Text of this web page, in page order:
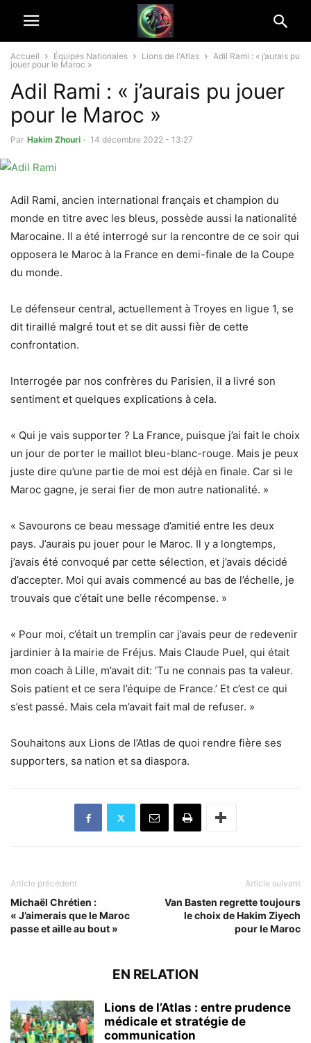
Accueil Équipes Nationales Lions de l'Atlas
Adil Rami : « j’aurais pu
jouer pour le Maroc »
Adil Rami : « j’aurais pu jouer
pour le Maroc »
Par Hakim Zhouri - 14 décembre 2022 - 13:27
Adil Rami, ancien international français et champion du
monde en titre avec les bleus, possède aussi la nationalité
Marocaine. Il a été interrogé sur la rencontre de ce soir qui
opposera le Maroc à la France en demi-finale de la Coupe
du monde.
Le défenseur central, actuellement à Troyes en ligue 1, se
dit tiraillé malgré tout et se dit aussi fièr de cette
confrontation.
Interrogée par nos confrères du Parisien, il a livré son
sentiment et quelques explications à cela.
« Qui je vais supporter ? La France, puisque j’ai fait le choix
un jour de porter le maillot bleu-blanc-rouge. Mais je peux
juste dire qu’une partie de moi est déjà en finale. Car si le
Maroc gagne, je serai fier de mon autre nationalité. »
« Savourons ce beau message d’amitié entre les deux
pays. J’aurais pu jouer pour le Maroc. Il y a longtemps,
j’avais été convoqué par cette sélection, et j’avais décidé
d’accepter. Moi qui avais commencé au bas de l’échelle, je
trouvais que c’était une belle récompense. »
« Pour moi, c’était un tremplin car j’avais peur de redevenir
jardinier à la mairie de Fréjus. Mais Claude Puel, qui était
mon coach à Lille, m’avait dit: ‘Tu ne connais pas ta valeur.
Sois patient et ce sera l’équipe de France.’ Et c’est ce qui
s’est passé. Mais cela m’avait fait mal de refuser. »
Souhaitons aux Lions de l’Atlas de quoi rendre fière ses
supporters, sa nation et sa diaspora.
Article précédent
Michaël Chrétien :
« J’aimerais que le Maroc
passe et aille au bout »
Article suivant
Van Basten regrette toujours
le choix de Hakim Ziyech
pour le Maroc
EN RELATION
Lions de l’Atlas : entre prudence
médicale et stratégie de
communication